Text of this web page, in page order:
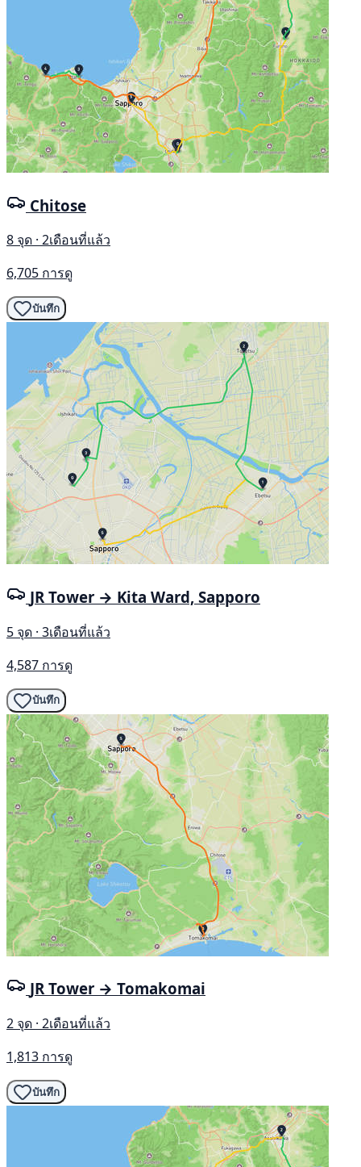
Chitose
8 จุด · 2เดือนที่แล้ว
6,705 การดู
บันทึก
JR Tower → Kita Ward, Sapporo
5 จุด · 3เดือนที่แล้ว
4,587 การดู
บันทึก
JR Tower → Tomakomai
2 จุด · 2เดือนที่แล้ว
1,813 การดู
บันทึก